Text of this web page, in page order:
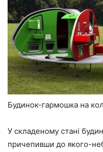
Будинок-гармошка на
У складеному стані
причепивши до якого-